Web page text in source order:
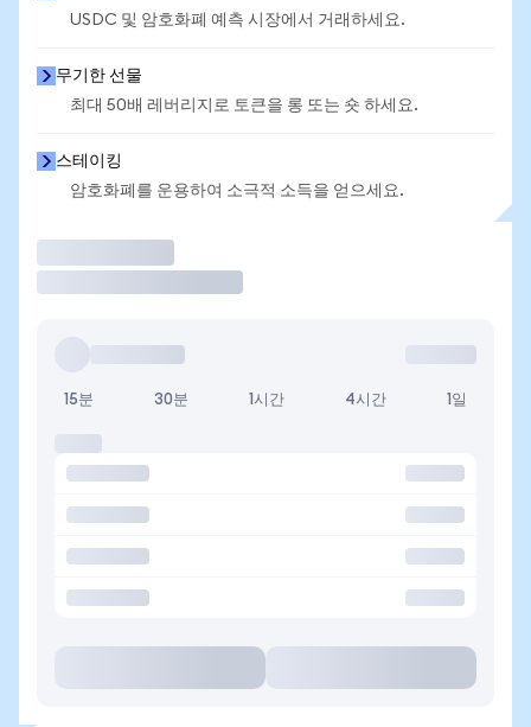
USDC 및 암호화폐 예측 시장에서 거래하세요.
무기한 선물
최대 50배 레버리지로 토큰을 롱 또는 숏 하세요.
스테이킹
암호화폐를 운용하여 소극적 소득을 얻으세요.
15분 30분 1시간 4시간 1일